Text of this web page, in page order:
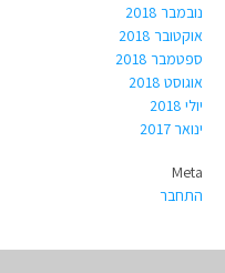
נובמבר 2018
אוקטובר 2018
ספטמבר 2018
אוגוסט 2018
יולי 2018
ינואר 2017
Meta
התחבר